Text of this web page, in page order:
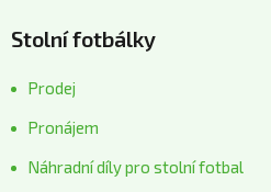
Stolní fotbálky
Prodej
Pronájem
Náhradní díly pro stolní fotbal